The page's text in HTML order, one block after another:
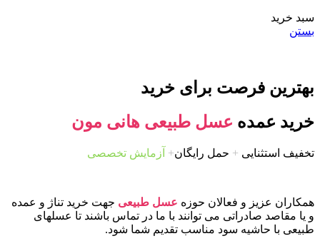
سبد خرید
بستن
بهترین فرصت برای خرید
خرید عمده عسل طبیعی هانی مون
تخفیف استثنایی + حمل رایگان+ آزمایش تخصصی
همکاران عزیز و فعالان حوزه عسل طبیعی جهت خرید تناژ و عمده
و یا مقاصد صادراتی می توانند با ما در تماس باشند تا عسلهای
طبیعی با حاشیه سود مناسب تقدیم شما شود.